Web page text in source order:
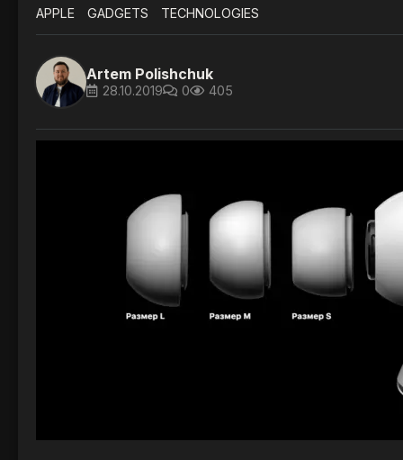
APPLE GADGETS TECHNOLOGIES
Artem Polishchuk
28.10.2019 0 405